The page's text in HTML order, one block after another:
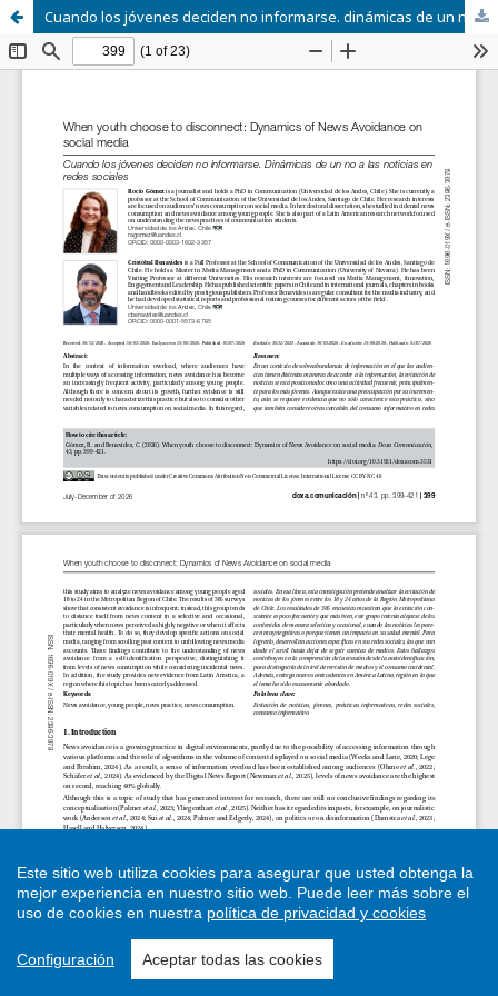
Cuando los jóvenes deciden no informarse. dinámicas de un no a las noticias en redes sociales
Este sitio web utiliza cookies para asegurar que usted obtenga la
mejor experiencia en nuestro sitio web. Puede leer más sobre el
uso de cookies en nuestra política de privacidad y cookies
Configuración Aceptar todas las cookies